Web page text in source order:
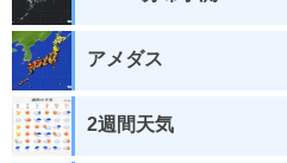
アメダス
2週間天気